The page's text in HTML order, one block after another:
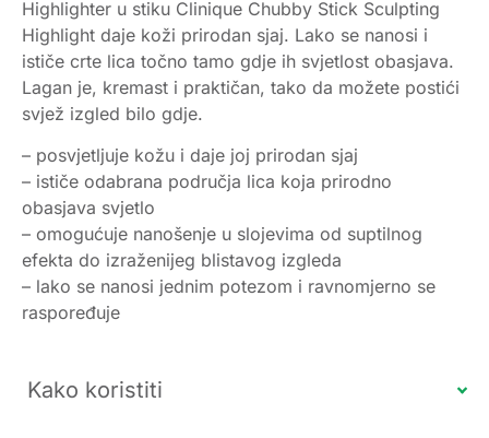
Highlighter u stiku Clinique Chubby Stick Sculpting
Highlight daje koži prirodan sjaj. Lako se nanosi i
ističe crte lica točno tamo gdje ih svjetlost obasjava.
Lagan je, kremast i praktičan, tako da možete postići
svjež izgled bilo gdje.
– posvjetljuje kožu i daje joj prirodan sjaj
– ističe odabrana područja lica koja prirodno
obasjava svjetlo
– omogućuje nanošenje u slojevima od suptilnog
efekta do izraženijeg blistavog izgleda
– lako se nanosi jednim potezom i ravnomjerno se
raspoređuje
Kako koristiti